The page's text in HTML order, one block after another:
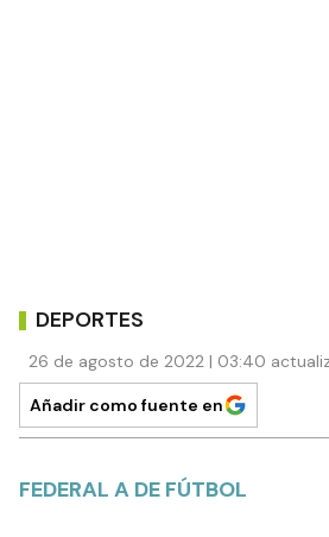
DEPORTES
26 de agosto de 2022 | 03:40
Añadir como fuente en
FEDERAL A DE FÚTBOL